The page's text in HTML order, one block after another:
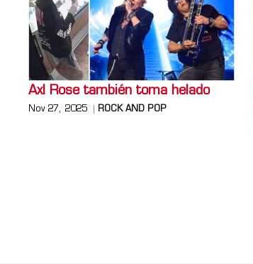
Axl Rose también toma helado
Nov 27, 2025 ROCK AND POP